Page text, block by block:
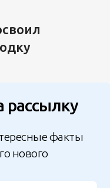
рассылку
факты
нового